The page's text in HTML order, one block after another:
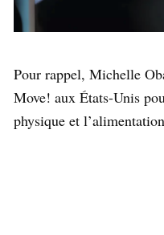
Pour rappel, Michelle
Move! aux États-Unis
physique et